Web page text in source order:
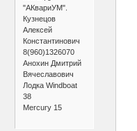
"АКвариУМ".
Кузнецов
Алексей
Константинович
8(960)1326070
Анохин Дмитрий
Вячеславович
Лодка Windboat
38
Mercury 15